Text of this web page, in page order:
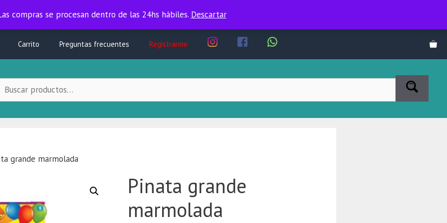
Las compras se procesan dentro de las 24hs hábiles.
compras se procesan dentro de las 24hs hábiles. Descartar
Carrito Preguntas frecuentes Registrarme
Local:
grande marmolada
Pinata grande
marmolada